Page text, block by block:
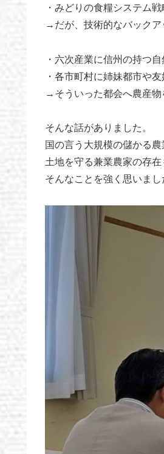
・みどりの食糧システム
→だが、技術的なバックア
・六次産業に信州の持つ
・各市町村に姉妹都市や友
→そういった都会へ農産物
そんな話がありました。
国の言う大規模の儲かる農
土地を守る兼業農家の存在
そんなことを強く思いまし